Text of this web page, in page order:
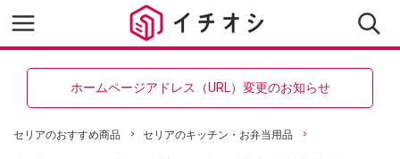
ホームページアドレス（URL）変更のお知らせ
セリアのおすすめ商品 セリアのキッチン・お弁当用品